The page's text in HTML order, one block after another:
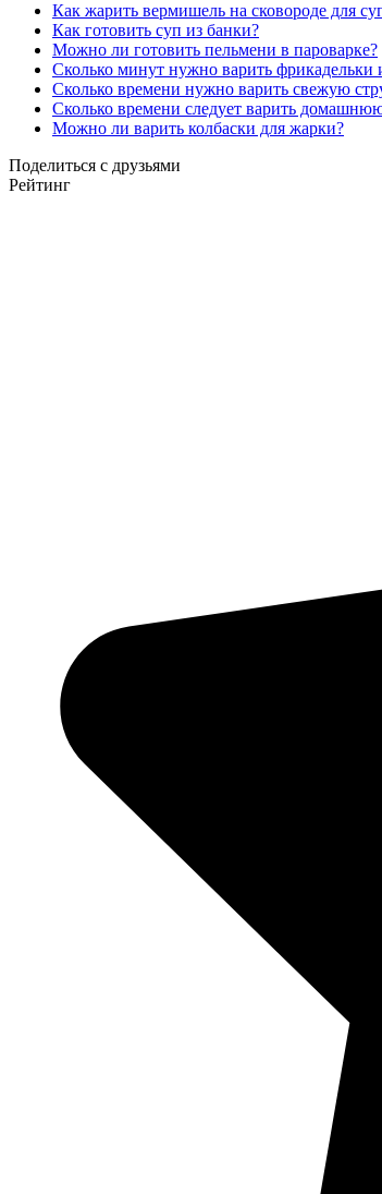
Как жарить вермишель на сковороде для
Как готовить суп из банки?
Можно ли готовить пельмени в пароварке?
Сколько минут нужно варить фрикадельки
Сколько времени нужно варить свежую
Сколько времени следует варить
Можно ли варить колбаски для жарки?
Поделиться с друзьями
Рейтинг